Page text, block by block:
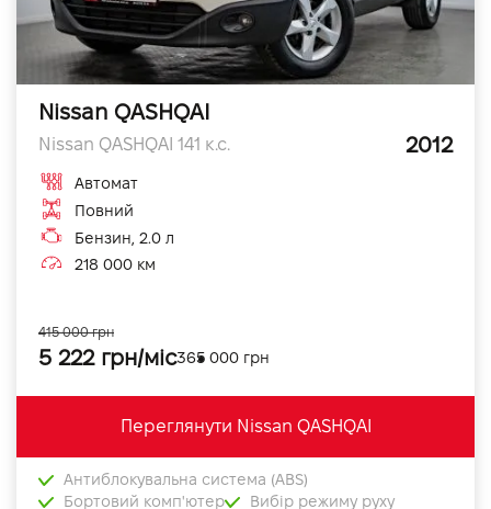
Nissan QASHQAI
Nissan QASHQAI 141 к.с. 2012
Автомат
Повний
Бензин, 2.0 л
218 000 км
5 222 грн/міс365 000 грн
415 000 грн
Переглянути Nissan QASHQAI
Антиблокувальна система (ABS)
Бортовий комп'ютер
Вибір режиму руху